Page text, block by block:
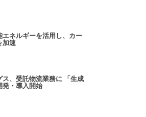
ネルギーを活用し、カー
加速
、受託物流業務に 「生成
発・導入開始